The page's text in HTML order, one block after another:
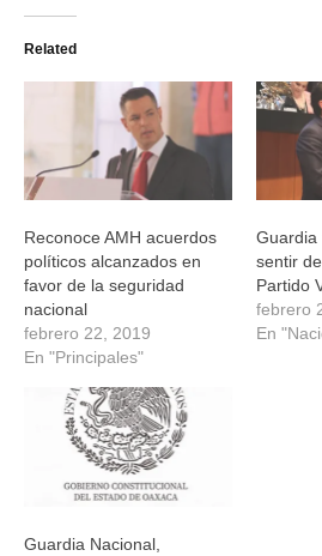
Twitter
abre
una
ventana
una
ventana
nueva)
una
ventana
nueva)
una
ventana
nueva)
Related
Reconoce AMH acuerdos
políticos alcanzados en
favor de la seguridad
nacional
febrero 22, 2019
En "Principales"
Guardia
sentir
Partido
febrero
En
Guardia Nacional,